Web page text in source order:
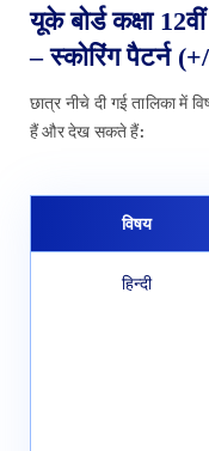
– स्कोरिंग पैटर्न
छात्र नीचे दी गई तालिका
हैं और देख सकते हैं:
विषय
हिन्दी